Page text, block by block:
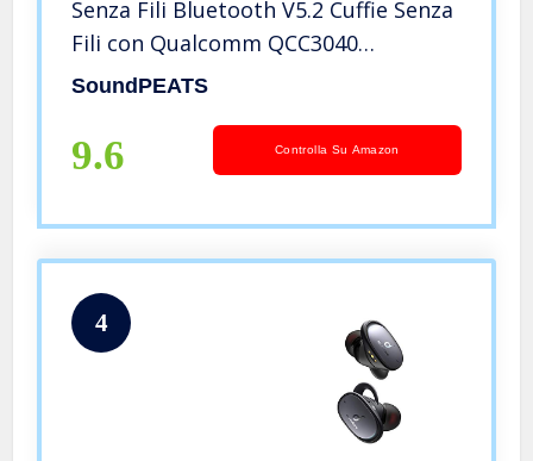
Senza Fili Bluetooth V5.2 Cuffie Senza
Fili con Qualcomm QCC3040
TrueWireless Mirroring 4-Mic cVc 8.0
SoundPEATS
9.6 Controlla Su Amazon
4